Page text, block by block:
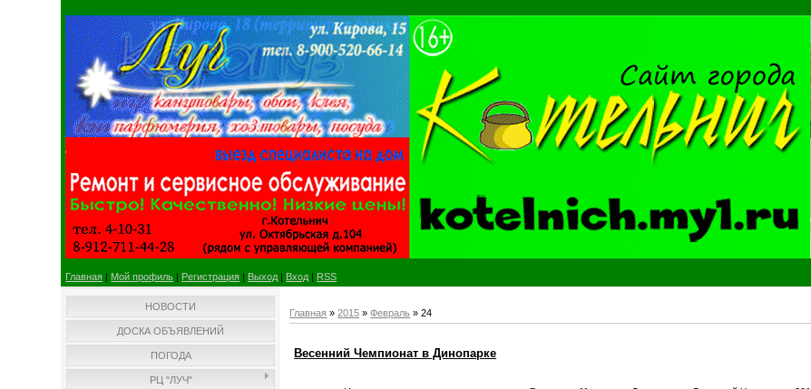
Главная | Мой профиль | Регистрация | Выход | Вход | RSS
НОВОСТИ
ДОСКА ОБЪЯВЛЕНИЙ
ПОГОДА
РЦ "ЛУЧ"
Главная »2015 » Февраль » 24
Весенний Чемпионат в Динопарке